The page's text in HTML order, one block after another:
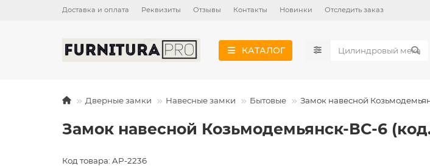
Доставка и оплата Реквизиты Отзывы Контакты Новинки Отследить заказ
КАТАЛОГ
Дверные замки Навесные замки Бытовые Замок навесной
Замок навесной Козьмодемьянск-ВС-6
Код товара: AP-2236